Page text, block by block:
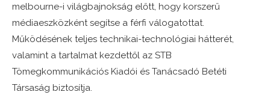
melbourne-i világbajnokság előtt, hogy korszerű
médiaeszközként segítse a férfi válogatottat.
Működésének teljes technikai-technológiai hátterét,
valamint a tartalmat kezdettől az STB
Tömegkommunikációs Kiadói és Tanácsadó Betéti
Társaság biztosítja.